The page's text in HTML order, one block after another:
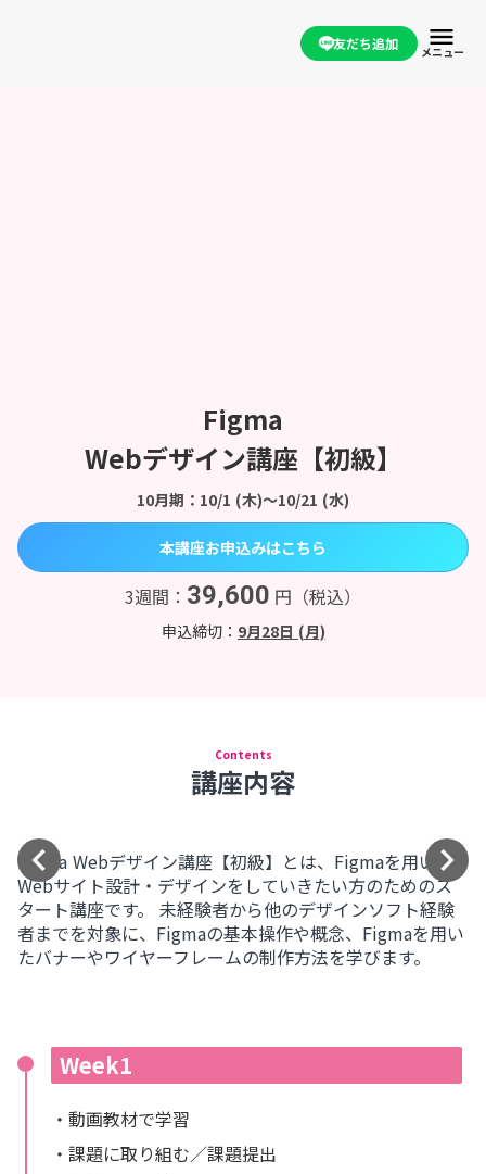
友だち追加 menu
メニュー
Figma
Webデザイン講座【初級】
10月期：10/1 (木)〜10/21 (水)
本講座お申込みはこちら
3週間： 39,600 円（税込）
申込締切： 9月28日 (月)
Contents
講座内容
Figma Webデザイン講座【初級】とは、Figmaを用いた
Webサイト設計・デザインをしていきたい方のためのス
タート講座です。 未経験者から他のデザインソフト経験
者までを対象に、Figmaの基本操作や概念、Figmaを用い
たバナーやワイヤーフレームの制作方法を学びます。
keyboard_arrow_left keyboard_arrow_right
Week1
・動画教材で学習
・課題に取り組む／課題提出